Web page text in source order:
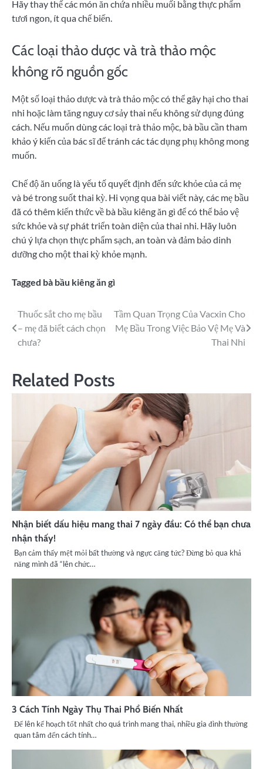
Hãy thay thế các món ăn chứa nhiều muối bằng thực phẩm
tươi ngon, ít qua chế biến.
Các loại thảo dược và trà thảo mộc
không rõ nguồn gốc
Một số loại thảo dược và trà thảo mộc có thể gây hại cho thai
nhi hoặc làm tăng nguy cơ sảy thai nếu không sử dụng đúng
cách. Nếu muốn dùng các loại trà thảo mộc, bà bầu cần tham
khảo ý kiến của bác sĩ để tránh các tác dụng phụ không mong
muốn.
Chế độ ăn uống là yếu tố quyết định đến sức khỏe của cả mẹ
và bé trong suốt thai kỳ. Hi vọng qua bài viết này, các mẹ bầu
đã có thêm kiến thức về bà bầu kiêng ăn gì để có thể bảo vệ
sức khỏe và sự phát triển toàn diện của thai nhi. Hãy luôn
chú ý lựa chọn thực phẩm sạch, an toàn và đảm bảo dinh
dưỡng cho một thai kỳ khỏe mạnh.
Tagged bà bầu kiêng ăn gì
Thuốc sắt cho mẹ bầu
– mẹ đã biết cách chọn
chưa?
Tầm Quan Trọng Của Vacxin Cho
Mẹ Bầu Trong Việc Bảo Vệ Mẹ Và
Thai Nhi
Related Posts
Nhận biết dấu hiệu mang thai 7 ngày đầu: Có thể bạn chưa
nhận thấy!
Bạn cảm thấy mệt mỏi bất thường và ngực căng tức? Đừng bỏ qua khả
năng mình đã “lên chức…
3 Cách Tính Ngày Thụ Thai Phổ Biến Nhất
Để lên kế hoạch tốt nhất cho quá trình mang thai, nhiều gia đình thường
quan tâm đến cách tính…